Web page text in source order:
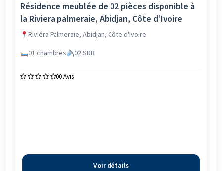
Résidence meublée de 02 pièces disponible à
la Riviera palmeraie, Abidjan, Côte d’Ivoire
Riviéra Palmeraie, Abidjan, Côte d'Ivoire
01 chambres
02 SDB
00 Avis
Voir détails